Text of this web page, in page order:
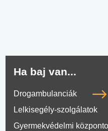
Ha baj van...
Drogambulanciák
Lelkisegély-szolgálatok
Gyermekvédelmi